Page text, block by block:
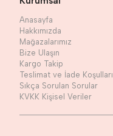
Anasayfa
Hakkımızda
Mağazalarımız
Bize Ulaşın
Kargo Takip
Teslimat ve İade Koşulları
Sıkça Sorulan Sorular
KVKK Kişisel Veriler